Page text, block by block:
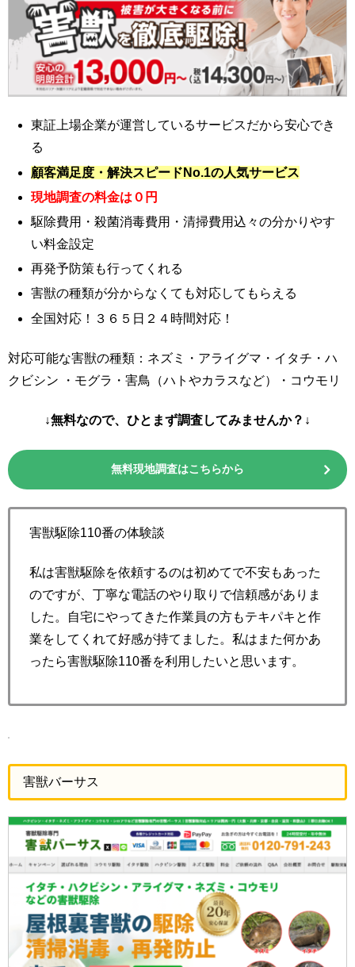
東証上場企業が運営しているサービスだから安心でき
る
顧客満足度・解決スピードNo.1の人気サービス
現地調査の料金は０円
駆除費用・殺菌消毒費用・清掃費用込々の分かりやす
い料金設定
再発予防策も行ってくれる
害獣の種類が分からなくても対応してもらえる
全国対応！３６５日２４時間対応！
対応可能な害獣の種類：ネズミ・アライグマ・イタチ・ハ
クビシン ・モグラ・害鳥（ハトやカラスなど）・コウモリ
↓無料なので、ひとまず調査してみませんか？↓
無料現地調査はこちらから
害獣駆除110番の体験談
私は害獣駆除を依頼するのは初めてで不安もあった
のですが、丁寧な電話のやり取りで信頼感がありま
した。自宅にやってきた作業員の方もテキパキと作
業をしてくれて好感が持てました。私はまた何かあ
ったら害獣駆除110番を利用したいと思います。
害獣バーサス